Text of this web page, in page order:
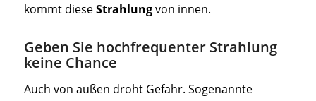
kommt dieseStrahlungvon innen.
Geben Sie hochfrequenter Strahlung
keine Chance
Auch von außen droht Gefahr. Sogenannte